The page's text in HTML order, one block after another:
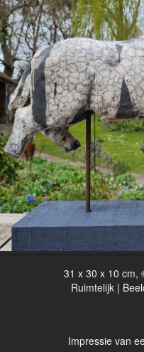
31 x 30 x 10 cm,
Ruimtelijk |
Impressie van